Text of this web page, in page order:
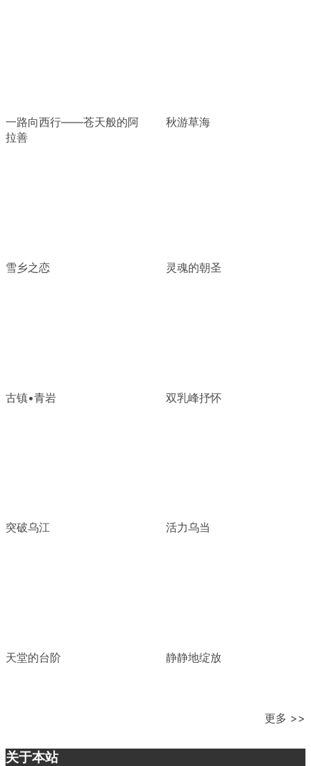
一路向西行——苍天般的阿
拉善
秋游草海
雪乡之恋 灵魂的朝圣
古镇•青岩 双乳峰抒怀
突破乌江 活力乌当
天堂的台阶 静静地绽放
更多 >>
关于本站